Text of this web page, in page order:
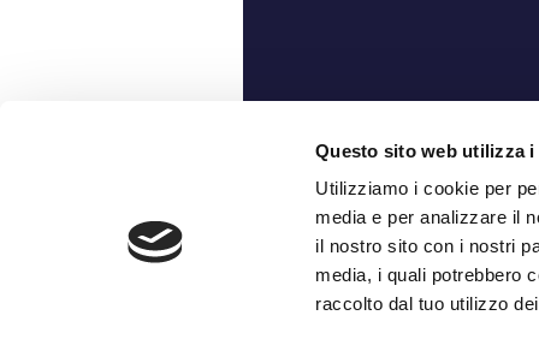
Questo sito web utilizza i
Utilizziamo i cookie per
media e per analizzare il
il nostro sito con i nostri
media, i quali potrebbero
raccolto dal tuo utilizzo